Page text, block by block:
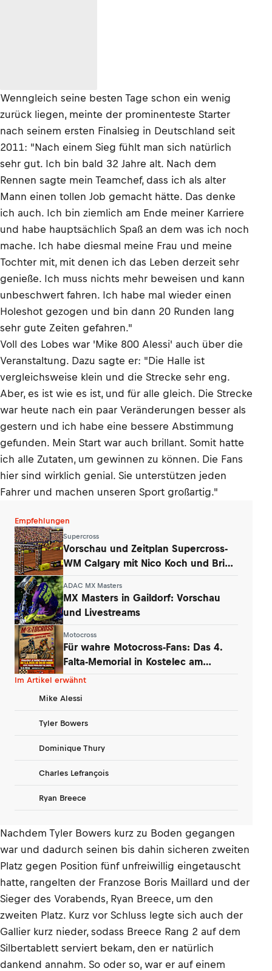
Wenngleich seine besten Tage schon ein wenig
zurück liegen, meinte der prominenteste Starter
nach seinem ersten Finalsieg in Deutschland seit
2011: "Nach einem Sieg fühlt man sich natürlich
sehr gut. Ich bin bald 32 Jahre alt. Nach dem
Rennen sagte mein Teamchef, dass ich als alter
Mann einen tollen Job gemacht hätte. Das denke
ich auch. Ich bin ziemlich am Ende meiner Karriere
und habe hauptsächlich Spaß an dem was ich noch
mache. Ich habe diesmal meine Frau und meine
Tochter mit, mit denen ich das Leben derzeit sehr
genieße. Ich muss nichts mehr beweisen und kann
unbeschwert fahren. Ich habe mal wieder einen
Holeshot gezogen und bin dann 20 Runden lang
sehr gute Zeiten gefahren."
Voll des Lobes war 'Mike 800 Alessi' auch über die
Veranstaltung. Dazu sagte er: "Die Halle ist
vergleichsweise klein und die Strecke sehr eng.
Aber, es ist wie es ist, und für alle gleich. Die Strecke
war heute nach ein paar Veränderungen besser als
gestern und ich habe eine bessere Abstimmung
gefunden. Mein Start war auch brillant. Somit hatte
ich alle Zutaten, um gewinnen zu können. Die Fans
hier sind wirklich genial. Sie unterstützen jeden
Fahrer und machen unseren Sport großartig."
Empfehlungen
Supercross
Vorschau und Zeitplan Supercross-
WM Calgary mit Nico Koch und Brian
ADAC MX Masters
MX Masters in Gaildorf: Vorschau
und Livestreams
Motocross
Für wahre Motocross-Fans: Das 4.
Falta-Memorial in Kostelec am
Wochenende
Im Artikel erwähnt
Mike Alessi
Tyler Bowers
Dominique Thury
Charles Lefrançois
Ryan Breece
Nachdem Tyler Bowers kurz zu Boden gegangen
war und dadurch seinen bis dahin sicheren zweiten
Platz gegen Position fünf unfreiwillig eingetauscht
hatte, rangelten der Franzose Boris Maillard und der
Sieger des Vorabends, Ryan Breece, um den
zweiten Platz. Kurz vor Schluss legte sich auch der
Gallier kurz nieder, sodass Breece Rang 2 auf dem
Silbertablett serviert bekam, den er natürlich
dankend annahm. So oder so, war er auf einem